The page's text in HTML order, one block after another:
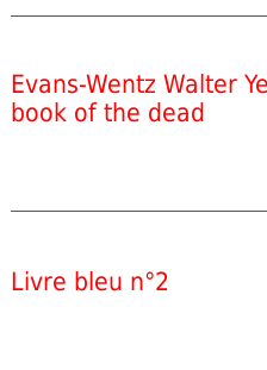
Evans-Wentz Walter
book of the dead
Livre bleu n°2